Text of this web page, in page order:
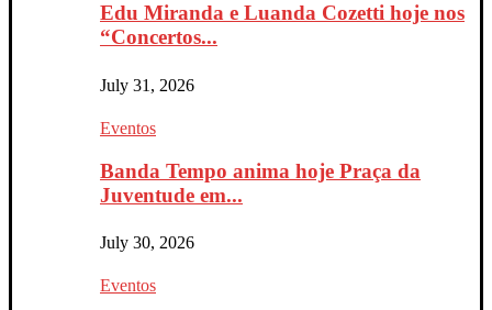
Edu Miranda e Luanda Cozetti hoje nos
“Concertos...
July 31, 2026
Eventos
Banda Tempo anima hoje Praça da
Juventude em...
July 30, 2026
Eventos